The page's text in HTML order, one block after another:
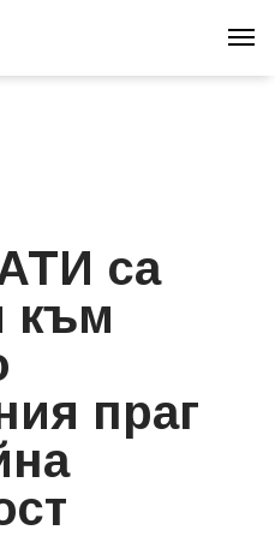
са
към
праг